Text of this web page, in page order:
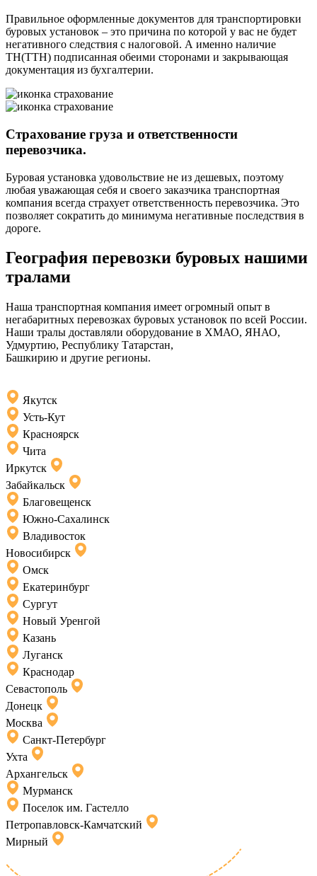
Правильное оформленные документов для транспортировки
буровых установок – это причина по которой у вас не будет
негативного следствия с налоговой. А именно наличие
ТН(ТТН) подписанная обеими сторонами и закрывающая
документация из бухгалтерии.
Страхование груза и ответственности
перевозчика.
Буровая установка удовольствие не из дешевых, поэтому
любая уважающая себя и своего заказчика транспортная
компания всегда страхует ответственность перевозчика. Это
позволяет сократить до минимума негативные последствия в
дороге.
География перевозки буровых нашими
тралами
Наша транспортная компания имеет огромный опыт в
негабаритных перевозках буровых установок по всей России.
Наши тралы доставляли оборудование в ХМАО, ЯНАО,
Удмуртию, Республику Татарстан,
Башкирию и другие регионы.
Якутск
Усть-Кут
Красноярск
Чита
Иркутск
Забайкальск
Благовещенск
Южно-Сахалинск
Владивосток
Новосибирск
Омск
Екатеринбург
Сургут
Новый Уренгой
Казань
Луганск
Краснодар
Севастополь
Донецк
Москва
Санкт-Петербург
Ухта
Архангельск
Мурманск
Поселок им. Гастелло
Петропавловск-Камчатский
Мирный